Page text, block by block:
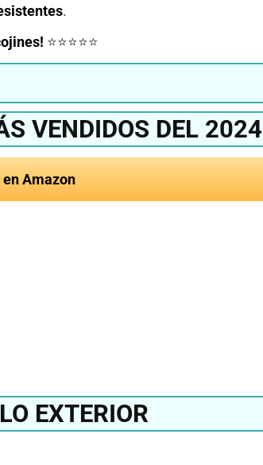
.
⭐⭐⭐⭐⭐
VENDIDOS DEL 2024
Amazon
EXTERIOR